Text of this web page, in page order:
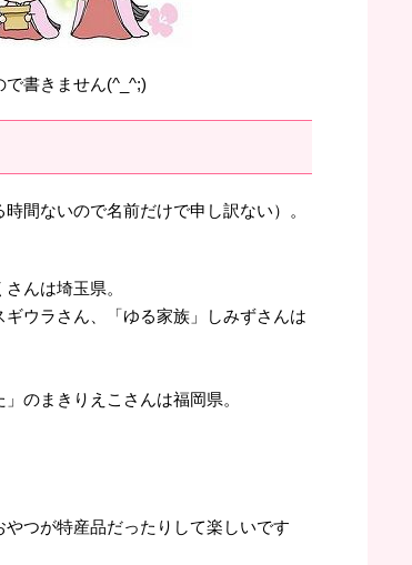
書きません(^_^;)
間ないので名前だけで申し訳ない）。
んは埼玉県。
ウラさん、「ゆる家族」しみずさんは
のまきりえこさんは福岡県。
つが特産品だったりして楽しいです